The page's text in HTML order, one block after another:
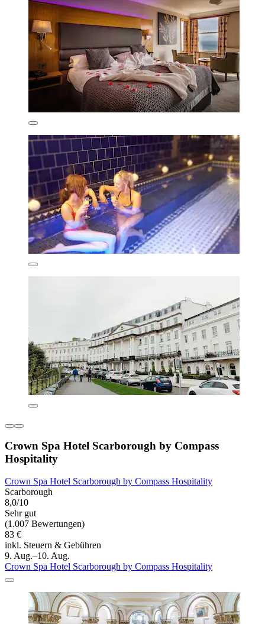
Crown Spa Hotel Scarborough by Compass
Hospitality
Crown Spa Hotel Scarborough by Compass Hospitality
Scarborough
8,0/10
Sehr gut
(1.007 Bewertungen)
83 €
inkl. Steuern & Gebühren
9. Aug.–10. Aug.
Crown Spa Hotel Scarborough by Compass Hospitality